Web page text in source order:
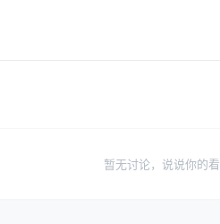
暂无讨论，说说你的